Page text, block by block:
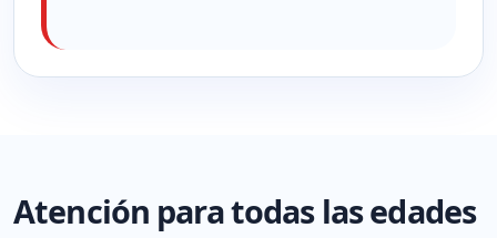
Atención para todas las edades